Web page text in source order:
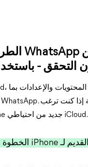
في إعداد iPhone جديد من احتياطي iCloud.